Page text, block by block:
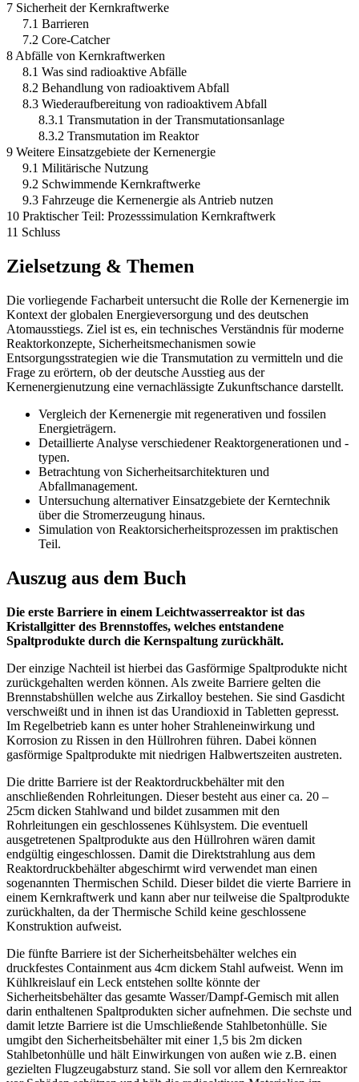
7 Sicherheit der Kernkraftwerke
7.1 Barrieren
7.2 Core-Catcher
8 Abfälle von Kernkraftwerken
8.1 Was sind radioaktive Abfälle
8.2 Behandlung von radioaktivem Abfall
8.3 Wiederaufbereitung von radioaktivem Abfall
8.3.1 Transmutation in der Transmutationsanlage
8.3.2 Transmutation im Reaktor
9 Weitere Einsatzgebiete der Kernenergie
9.1 Militärische Nutzung
9.2 Schwimmende Kernkraftwerke
9.3 Fahrzeuge die Kernenergie als Antrieb nutzen
10 Praktischer Teil: Prozesssimulation Kernkraftwerk
11 Schluss
Zielsetzung & Themen
Die vorliegende Facharbeit untersucht die Rolle der Kernenergie im
Kontext der globalen Energieversorgung und des deutschen
Atomausstiegs. Ziel ist es, ein technisches Verständnis für moderne
Reaktorkonzepte, Sicherheitsmechanismen sowie
Entsorgungsstrategien wie die Transmutation zu vermitteln und die
Frage zu erörtern, ob der deutsche Ausstieg aus der
Kernenergienutzung eine vernachlässigte Zukunftschance darstellt.
Vergleich der Kernenergie mit regenerativen und fossilen
Energieträgern.
Detaillierte Analyse verschiedener Reaktorgenerationen und -
typen.
Betrachtung von Sicherheitsarchitekturen und
Abfallmanagement.
Untersuchung alternativer Einsatzgebiete der Kerntechnik
über die Stromerzeugung hinaus.
Simulation von Reaktorsicherheitsprozessen im praktischen
Teil.
Auszug aus dem Buch
Die erste Barriere in einem Leichtwasserreaktor ist das
Kristallgitter des Brennstoffes, welches entstandene
Spaltprodukte durch die Kernspaltung zurückhält.
Der einzige Nachteil ist hierbei das Gasförmige Spaltprodukte nicht
zurückgehalten werden können. Als zweite Barriere gelten die
Brennstabshüllen welche aus Zirkalloy bestehen. Sie sind Gasdicht
verschweißt und in ihnen ist das Urandioxid in Tabletten gepresst.
Im Regelbetrieb kann es unter hoher Strahleneinwirkung und
Korrosion zu Rissen in den Hüllrohren führen. Dabei können
gasförmige Spaltprodukte mit niedrigen Halbwertszeiten austreten.
Die dritte Barriere ist der Reaktordruckbehälter mit den
anschließenden Rohrleitungen. Dieser besteht aus einer ca. 20 –
25cm dicken Stahlwand und bildet zusammen mit den
Rohrleitungen ein geschlossenes Kühlsystem. Die eventuell
ausgetretenen Spaltprodukte aus den Hüllrohren wären damit
endgültig eingeschlossen. Damit die Direktstrahlung aus dem
Reaktordruckbehälter abgeschirmt wird verwendet man einen
sogenannten Thermischen Schild. Dieser bildet die vierte Barriere in
einem Kernkraftwerk und kann aber nur teilweise die Spaltprodukte
zurückhalten, da der Thermische Schild keine geschlossene
Konstruktion aufweist.
Die fünfte Barriere ist der Sicherheitsbehälter welches ein
druckfestes Containment aus 4cm dickem Stahl aufweist. Wenn im
Kühlkreislauf ein Leck entstehen sollte könnte der
Sicherheitsbehälter das gesamte Wasser/Dampf-Gemisch mit allen
darin enthaltenen Spaltprodukten sicher aufnehmen. Die sechste und
damit letzte Barriere ist die Umschließende Stahlbetonhülle. Sie
umgibt den Sicherheitsbehälter mit einer 1,5 bis 2m dicken
Stahlbetonhülle und hält Einwirkungen von außen wie z.B. einen
gezielten Flugzeugabsturz stand. Sie soll vor allem den Kernreaktor